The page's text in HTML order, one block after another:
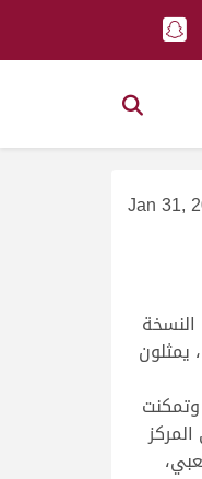
Jan 31,
الماضية، بمشاركة أكثر من 240 فارسًا وفارسة، يمثلون
وتمكنت